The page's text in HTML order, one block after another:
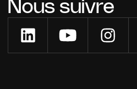
Nous suivre